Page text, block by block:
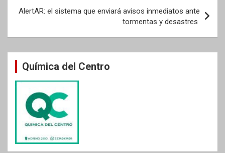
AlertAR: el sistema que enviará avisos inmediatos ante
tormentas y desastres
Química del Centro